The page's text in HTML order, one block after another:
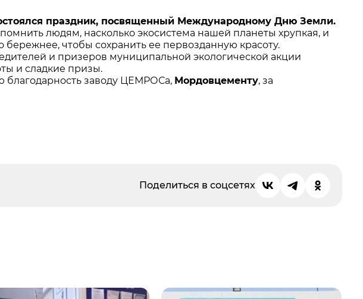
праздник, посвященный Международному Дню Земли.
людям, насколько экосистема нашей планеты хрупкая, и
бережнее, чтобы сохранить ее первозданную красоту.
и призеров муниципальной экологической акции
и сладкие призы.
благодарность заводу ЦЕМРОСа, Мордовцементу, за
Поделиться в соцсетях